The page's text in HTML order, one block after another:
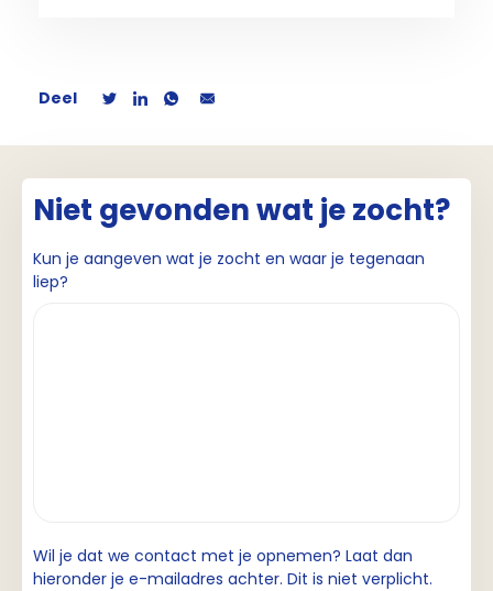
Deel
Niet gevonden wat je zocht?
Kun je aangeven wat je zocht en waar je tegenaan
liep?
Wil je dat we contact met je opnemen? Laat dan
hieronder je e-mailadres achter. Dit is niet verplicht.